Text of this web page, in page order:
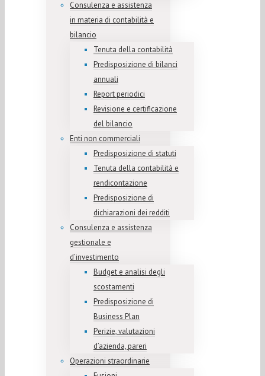
Consulenza e assistenza
in materia di contabilità e
bilancio
Tenuta della contabilità
Predisposizione di bilanci
annuali
Report periodici
Revisione e certificazione
del bilancio
Enti non commerciali
Predisposizione di statuti
Tenuta della contabilità e
rendicontazione
Predisposizione di
dichiarazioni dei redditi
Consulenza e assistenza
gestionale e
d’investimento
Budget e analisi degli
scostamenti
Predisposizione di
Business Plan
Perizie, valutazioni
d’azienda, pareri
Operazioni straordinarie